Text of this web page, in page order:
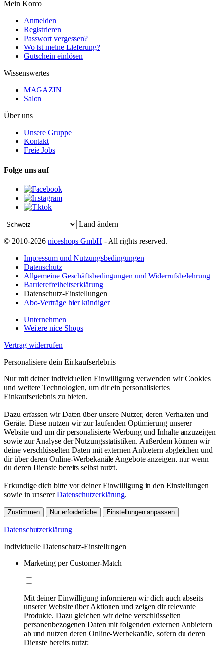
Mein Konto
Anmelden
Registrieren
Passwort vergessen?
Wo ist meine Lieferung?
Gutschein einlösen
Wissenswertes
MAGAZIN
Salon
Über uns
Unsere Gruppe
Kontakt
Freie Jobs
Folge uns auf
Land ändern
© 2010-2026 niceshops GmbH - All rights reserved.
Impressum und Nutzungsbedingungen
Datenschutz
Allgemeine Geschäftsbedingungen und Widerrufsbelehrung
Barrierefreiheitserklärung
Datenschutz-Einstellungen
Abo-Verträge hier kündigen
Unternehmen
Weitere nice Shops
Vertrag widerrufen
Personalisiere dein Einkaufserlebnis
Nur mit deiner individuellen Einwilligung verwenden wir Cookies
und weitere Technologien, um dir ein personalisiertes
Einkaufserlebnis zu bieten.
Dazu erfassen wir Daten über unsere Nutzer, deren Verhalten und
Geräte. Diese nutzen wir zur laufenden Optimierung unserer
Website und um dir personalisierte Werbung und Inhalte anzuzeigen
sowie zur Analyse der Nutzungsstatistiken. Außerdem können wir
deine verschlüsselten Daten mit externen Anbietern abgleichen und
dir über deren Online-Werbekanäle Angebote anzeigen, nur wenn
du deren Dienste bereits selbst nutzt.
Erkundige dich bitte vor deiner Einwilligung in den Einstellungen
sowie in unsererDatenschutzerklärung.
Zustimmen Nur erforderliche Einstellungen anpassen
Datenschutzerklärung
Individuelle Datenschutz-Einstellungen
Marketing per Customer-Match
Mit deiner Einwilligung informieren wir dich auch abseits
unserer Website über Aktionen und zeigen dir relevante
Produkte. Dazu gleichen wir deine verschlüsselten
personenbezogenen Daten mit folgenden externen Anbietern
ab und nutzen deren Online-Werbekanäle, sofern du deren
Dienste bereits nutzt: